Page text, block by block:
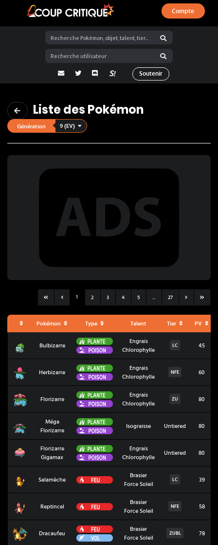
Coup Critique
Compte
adresse email
Twitter Discord La Salty Room sur Pokémon
Soutenir
Liste des Pokémon
Génération 9 (EV)
1 2 3 4 5 27
Pokémon Type Talent Tier PV
Bulbizarre
Plante
Poison
Engrais
Chlorophylle
LC 45
Herbizarre
Plante
Poison
Engrais
Chlorophylle
NFE 60
Florizarre
Plante
Poison
Engrais
Chlorophylle
ZU 80
Méga Florizarre
Méga
Florizarre
Plante
Poison
Isograisse Untiered 80
Florizarre Gigamax
Florizarre
Gigamax
Plante
Poison
Engrais
Chlorophylle
Untiered 80
Salamèche Feu
Brasier
Force Soleil
LC 39
Reptincel Feu
Brasier
Force Soleil
NFE 58
Dracaufeu
Feu
Vol
Brasier
Force Soleil
ZUBL 78